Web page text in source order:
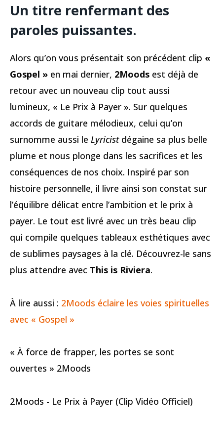
Un titre renfermant des
paroles puissantes.
Alors qu’on vous présentait son précédent clip «
Gospel » en mai dernier, 2Moods est déjà de
retour avec un nouveau clip tout aussi
lumineux, « Le Prix à Payer ». Sur quelques
accords de guitare mélodieux, celui qu’on
surnomme aussi le Lyricistdégaine sa plus belle
plume et nous plonge dans les sacrifices et les
conséquences de nos choix. Inspiré par son
histoire personnelle, il livre ainsi son constat sur
l’équilibre délicat entre l’ambition et le prix à
payer. Le tout est livré avec un très beau clip
qui compile quelques tableaux esthétiques avec
de sublimes paysages à la clé. Découvrez-le sans
plus attendre avec This is Riviera.
À lire aussi : 2Moods éclaire les voies spirituelles
avec « Gospel »
« À force de frapper, les portes se sont
ouvertes » 2Moods
2Moods - Le Prix à Payer (Clip Vidéo Officiel)